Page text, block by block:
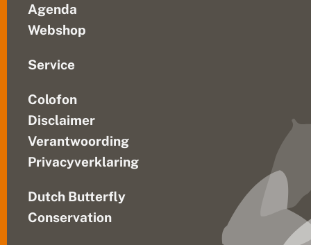
Agenda
Webshop
Service
Colofon
Disclaimer
Verantwoording
Privacyverklaring
Dutch Butterfly
Conservation